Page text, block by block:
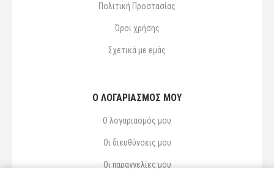
Πολιτική Προστασίας
Όροι χρήσης
Σχετικά με εμάς
Ο ΛΟΓΑΡΙΑΣΜΌΣ ΜΟΥ
Ο λογαριασμός μου
Οι διευθύνσεις μου
Οι παραγγελίες μου